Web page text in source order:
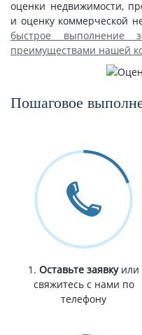
оценки недвижимости,
и оценку коммерческой
быстрое выполнение
преимуществами нашей
Пошаговое
1. Оставьте заявкуили
свяжитесь с нами по
телефону